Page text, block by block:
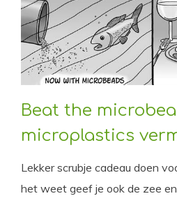
Beat the
microplastics
Lekker scrubje cadeau doen
het weet geef je ook de zee